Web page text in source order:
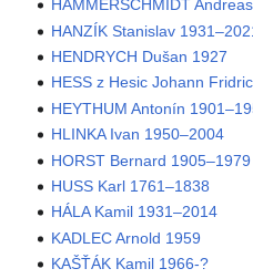
HAMMERSCHMIDT
HANZÍK Stanislav
HENDRYCH Dušan 1927
HESS z Hesic Johann
HEYTHUM Antonín
HLINKA Ivan 1950–2004
HORST Bernard 1905–1979
HUSS Karl 1761–1838
HÁLA Kamil 1931–2014
KADLEC Arnold 1959
KAŠŤÁK Kamil 1966-?